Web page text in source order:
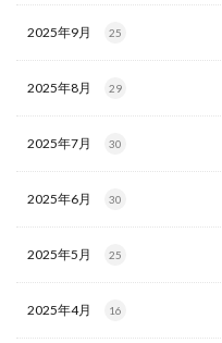
2025年9月 25
2025年8月 29
2025年7月 30
2025年6月 30
2025年5月 25
2025年4月 16